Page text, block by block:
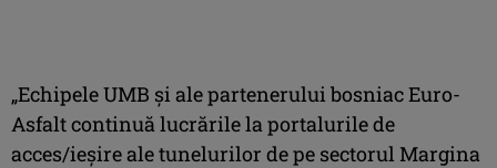
„Echipele UMB și ale partenerului bosniac Euro-
Asfalt continuă lucrările la portalurile de
acces/ieșire ale tunelurilor de pe sectorul Margina